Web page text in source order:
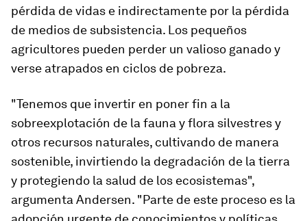
pérdida de vidas e indirectamente por la pérdida
de medios de subsistencia. Los pequeños
agricultores pueden perder un valioso ganado y
verse atrapados en ciclos de pobreza.
"Tenemos que invertir en poner fin a la
sobreexplotación de la fauna y flora silvestres y
otros recursos naturales, cultivando de manera
sostenible, invirtiendo la degradación de la tierra
y protegiendo la salud de los ecosistemas",
argumenta Andersen. "Parte de este proceso es la